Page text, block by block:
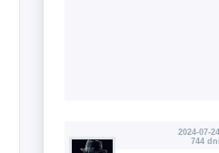
2024-07-
744